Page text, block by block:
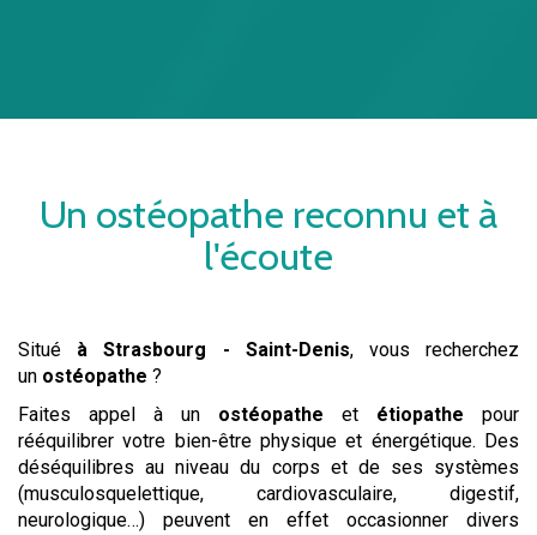
Un ostéopathe reconnu et à
l'écoute
Situé à Strasbourg - Saint-Denis, vous recherchez
un ostéopathe ?
Faites appel à un ostéopathe et étiopathe pour
rééquilibrer votre bien-être physique et énergétique. Des
déséquilibres au niveau du corps et de ses systèmes
(musculosquelettique, cardiovasculaire, digestif,
neurologique…) peuvent en effet occasionner divers